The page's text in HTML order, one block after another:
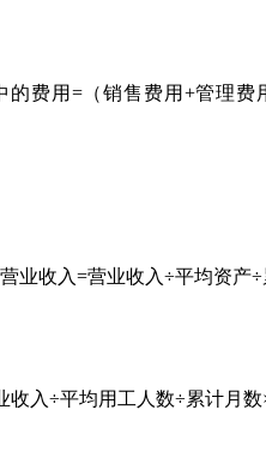
费用=（销售费用+管理费
收入=营业收入÷平均资产÷
入÷平均用工人数÷累计月数